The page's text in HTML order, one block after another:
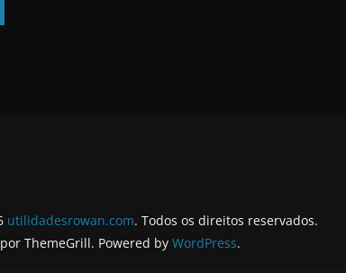
utilidadesrowan.com. Todos os direitos reservados.
por ThemeGrill. Powered by WordPress.